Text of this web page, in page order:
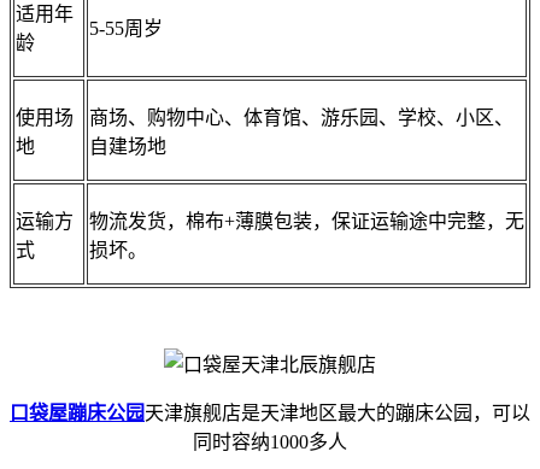
适用年
龄
5-55周岁
使用场
地
商场、购物中心、体育馆、游乐园、学校、小区、
自建场地
运输方
式
物流发货，棉布+薄膜包装，保证运输途中完整，无
损坏。
口袋屋蹦床公园天津旗舰店是天津地区最大的蹦床公园，可以
同时容纳1000多人